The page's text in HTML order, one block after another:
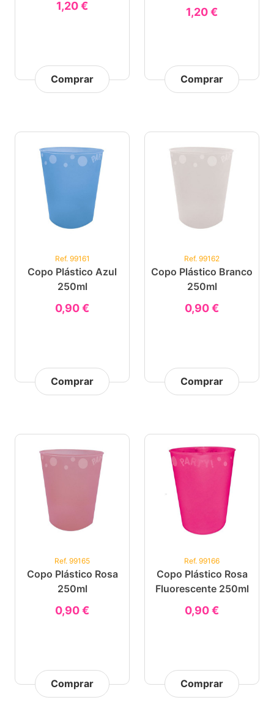
1,20 €
Comprar
1,20 €
Comprar
Ref. 99161
Copo Plástico Azul
250ml
0,90 €
Comprar
Ref. 99162
Copo Plástico Branco
250ml
0,90 €
Comprar
Ref. 99165
Copo Plástico Rosa
250ml
0,90 €
Comprar
Ref. 99166
Copo Plástico Rosa
Fluorescente 250ml
0,90 €
Comprar